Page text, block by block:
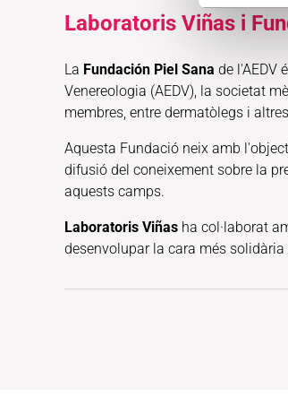
Laboratoris Viñas i
La Fundación Piel Sana de l'AEDV
Venereologia (AEDV), la societat
membres, entre dermatòlegs i
Aquesta Fundació neix amb
difusió del coneixement sobre la
aquests camps.
Laboratoris Viñas ha col·laborat
desenvolupar la cara més